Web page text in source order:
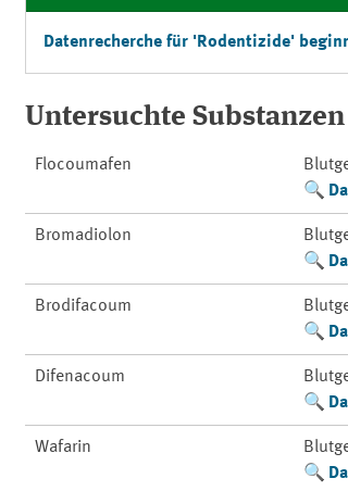
Datenrecherche für 'Rodentizide'
Untersuchte Substanzen
Flocoumafen
Bromadiolon
Brodifacoum
Difenacoum
Wafarin